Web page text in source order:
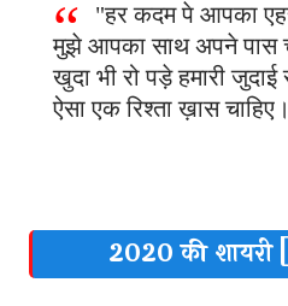
"हर कदम पे आपका
मुझे आपका साथ अपने पास
खुदा भी रो पड़े हमारी जुदाई
ऐसा एक रिश्ता ख़ास
2020 की शायरी